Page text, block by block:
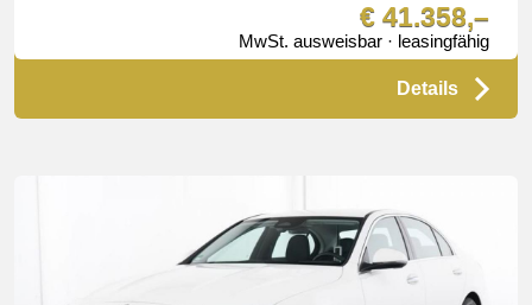
€ 41.358,–
MwSt. ausweisbar · leasingfähig
Details